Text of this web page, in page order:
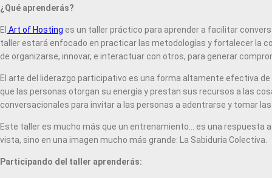
¿Qué aprenderás?
El Art of Hosting es un taller práctico para aprender a facilitar
taller estará enfocado en practicar las metodologías y fortalecer la
de organizarse, innovar, e interactuar con otros, para generar
El arte del liderazgo participativo es una forma altamente efectiva
que las personas otorgan su energía y prestan sus recursos a las
conversacionales para invitar a las personas a adentrarse y tomar
Este taller es mucho más que un entrenamiento... es una respuesta
vista, sino en una imagen mucho más grande: La Sabiduría Colectiva.
Participando del taller aprenderás: